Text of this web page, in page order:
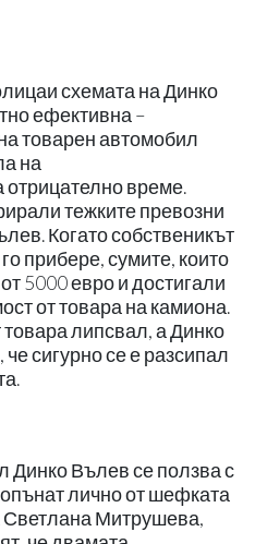
схемата на Динко
ефективна –
товарен автомобил
на
отрицателно време.
тежките превозни
Когато собственикът
прибере, сумите, които
5000 евро и достигали
от товара на камиона.
товара липсвал, а Динко
сигурно се е разсипал
Вълев се ползва с
лично от шефката
Светлана Митрушева,